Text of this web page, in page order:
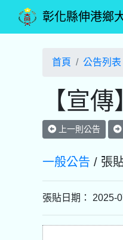
彰化縣伸港鄉
首頁 公告列表
【宣
上一則公告
一般公告 / 張
張貼日期： 2025-